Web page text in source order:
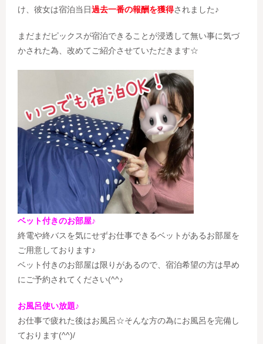
け、彼女は宿泊当日過去一番の報酬を獲得されました♪
まだまだピックスが宿泊できることが浸透して無い事に気づ
かされた為、改めてご紹介させていただきます☆
ベット付きのお部屋♪
終電や終バスを気にせずお仕事できるベットがあるお部屋を
ご用意しております♪
ベット付きのお部屋は限りがあるので、宿泊希望の方は早め
にご予約されてください(^^♪
お風呂使い放題♪
お仕事で疲れた後はお風呂☆そんな方の為にお風呂を完備し
ております(^^)/